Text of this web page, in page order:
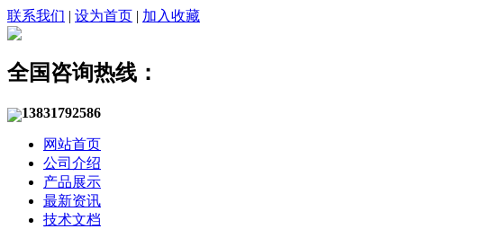
联系我们 | 设为首页 | 加入收藏
全国咨询热线：
13831792586
网站首页
公司介绍
产品展示
最新资讯
技术文档